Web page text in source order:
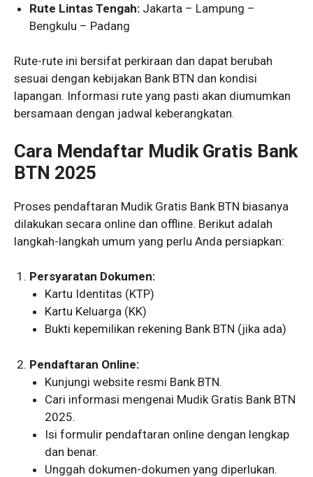
Rute Lintas Tengah: Jakarta – Lampung –
Bengkulu – Padang
Rute-rute ini bersifat perkiraan dan dapat berubah
sesuai dengan kebijakan Bank BTN dan kondisi
lapangan. Informasi rute yang pasti akan diumumkan
bersamaan dengan jadwal keberangkatan.
Cara Mendaftar Mudik Gratis Bank
BTN 2025
Proses pendaftaran Mudik Gratis Bank BTN biasanya
dilakukan secara online dan offline. Berikut adalah
langkah-langkah umum yang perlu Anda persiapkan:
Persyaratan Dokumen:
Kartu Identitas (KTP)
Kartu Keluarga (KK)
Bukti kepemilikan rekening Bank BTN (jika ada)
Pendaftaran Online:
Kunjungi website resmi Bank BTN.
Cari informasi mengenai Mudik Gratis Bank BTN
2025.
Isi formulir pendaftaran online dengan lengkap
dan benar.
Unggah dokumen-dokumen yang diperlukan.